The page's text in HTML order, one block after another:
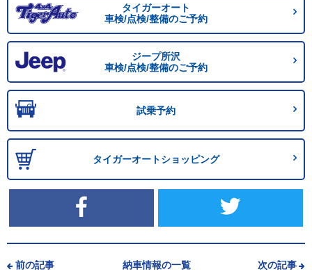
タイガーオート
車検/点検/整備のご予約
ジープ所沢
車検/点検/整備のご予約
試乗予約
タイガーオートショッピング
前の記事 納車情報の一覧 次の記事